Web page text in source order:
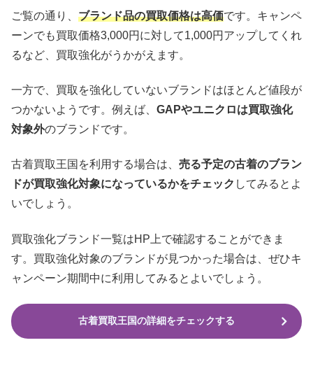
ご覧の通り、 ブランド品の買取価格は高価です。キャンペ
ーンでも買取価格3,000円に対して1,000円アップしてくれ
るなど、買取強化がうかがえます。
一方で、買取を強化していないブランドはほとんど値段が
つかないようです。例えば、 GAPやユニクロは買取強化
対象外のブランドです。
古着買取王国を利用する場合は、 売る予定の古着のブラン
ドが買取強化対象になっているかをチェック してみるとよ
いでしょう。
買取強化ブランド一覧はHP上で確認することができま
す。買取強化対象のブランドが見つかった場合は、ぜひキ
ャンペーン期間中に利用してみるとよいでしょう。
古着買取王国の詳細をチェックする